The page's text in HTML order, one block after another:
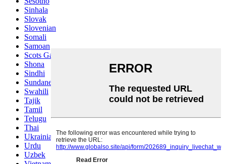
Sinhala
Slovak
Slovenian
Somali
Samoan
Scots Gaelic
Shona
Sindhi
Sundanese
Swahili
Tajik
Tamil
Telugu
Thai
Ukrainian
Urdu
Uzbek